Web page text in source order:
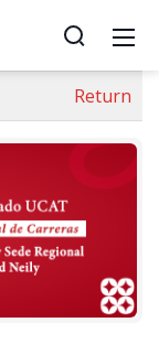
Return